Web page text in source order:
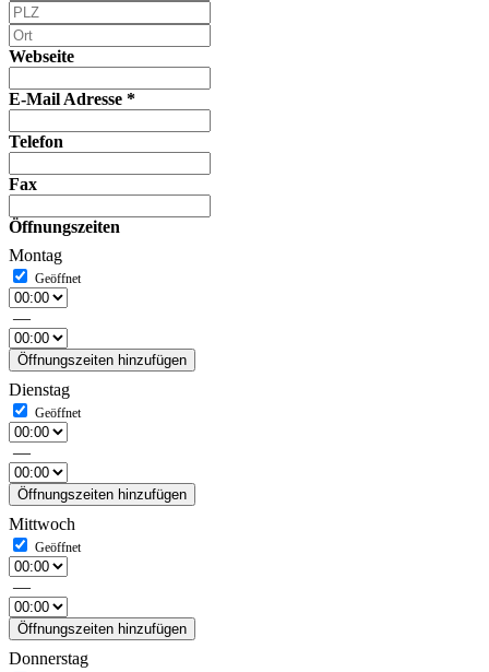
Webseite
E-Mail Adresse *
Telefon
Fax
Öffnungszeiten
Montag
—
Öffnungszeiten hinzufügen
Dienstag
—
Öffnungszeiten hinzufügen
Mittwoch
—
Öffnungszeiten hinzufügen
Donnerstag